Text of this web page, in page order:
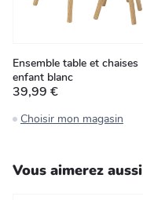
Ensemble table et chaises
enfant blanc
39,99 €
Choisir mon magasin
Vous aimerez aussi